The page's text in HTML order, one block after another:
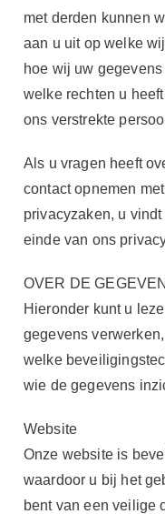
met derden kunnen
aan u uit op welke
hoe wij uw
welke rechten u
ons verstrekte
Als u vragen heeft
contact opnemen
privacyzaken, u
einde van ons
OVER DE
Hieronder kunt u
gegevens
welke
wie de gegevens
Website
Onze website is
waardoor u bij het
bent van een veilige